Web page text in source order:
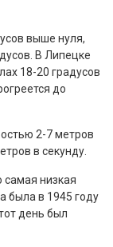
выше нуля,
В Липецке
18-20 градусов
до
2-7 метров
в секунду.
самая низкая
была в 1945 году
день был